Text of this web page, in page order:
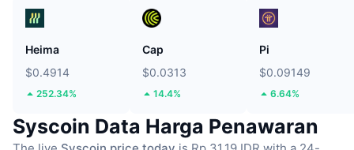
Heima
$0.4914
252.34%
Cap
$0.0313
14.4%
Pi
$0.09149
6.64%
Syscoin Data Harga Penawaran